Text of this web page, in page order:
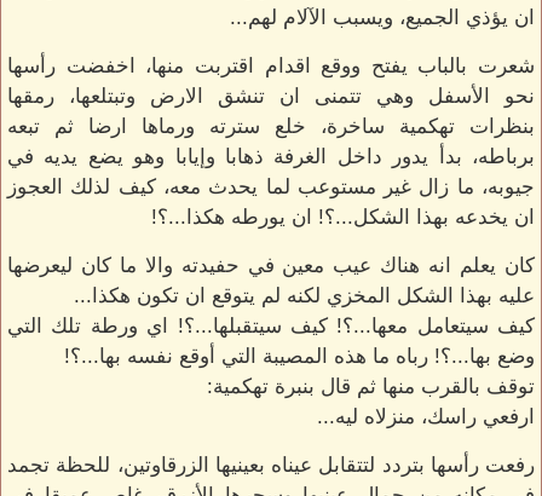
ان يؤذي الجميع، ويسبب الآلام لهم...
شعرت بالباب يفتح ووقع اقدام اقتربت منها، اخفضت رأسها
نحو الأسفل وهي تتمنى ان تنشق الارض وتبتلعها، رمقها
بنظرات تهكمية ساخرة، خلع سترته ورماها ارضا ثم تبعه
برباطه، بدأ يدور داخل الغرفة ذهابا وإيابا وهو يضع يديه في
جيوبه، ما زال غير مستوعب لما يحدث معه، كيف لذلك العجوز
ان يخدعه بهذا الشكل...؟! ان يورطه هكذا...؟!
كان يعلم انه هناك عيب معين في حفيدته والا ما كان ليعرضها
عليه بهذا الشكل المخزي لكنه لم يتوقع ان تكون هكذا...
كيف سيتعامل معها...؟! كيف سيتقبلها...؟! اي ورطة تلك التي
وضع بها...؟! رباه ما هذه المصيبة التي أوقع نفسه بها...؟!
توقف بالقرب منها ثم قال بنبرة تهكمية:
ارفعي راسك، منزلاه ليه...
رفعت رأسها بتردد لتتقابل عيناه بعينيها الزرقاوتين، للحظة تجمد